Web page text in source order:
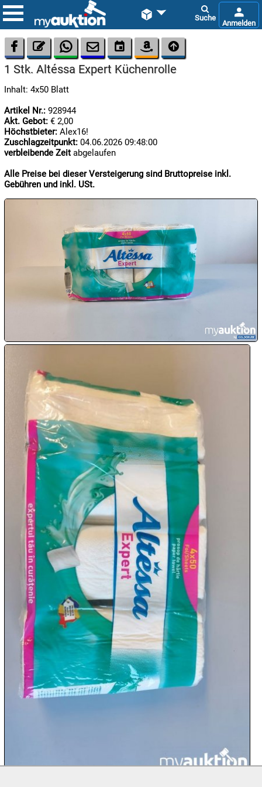
 

07.08:
09.08:
Blitzaktion
09.08:
09.08:
09.08:
10.08:
10.08:
10.08:
11.08:

      
1 Stk. Altéssa Expert Küchenrolle
Inhalt: 4x50 Blatt
Artikel Nr.: 928944
Akt. Gebot: € 2,00
Höchstbieter: Alex16!
Zuschlagzeitpunkt: 04.06.2026 09:48:00
verbleibende Zeit abgelaufen
Alle Preise bei dieser Versteigerung sind Bruttopreise inkl.
Gebühren und inkl. USt.